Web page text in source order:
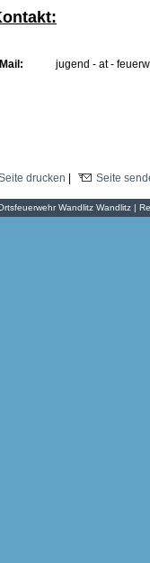
Mail: jugend - at -
drucken Seite
Wandlitz Wandlitz |